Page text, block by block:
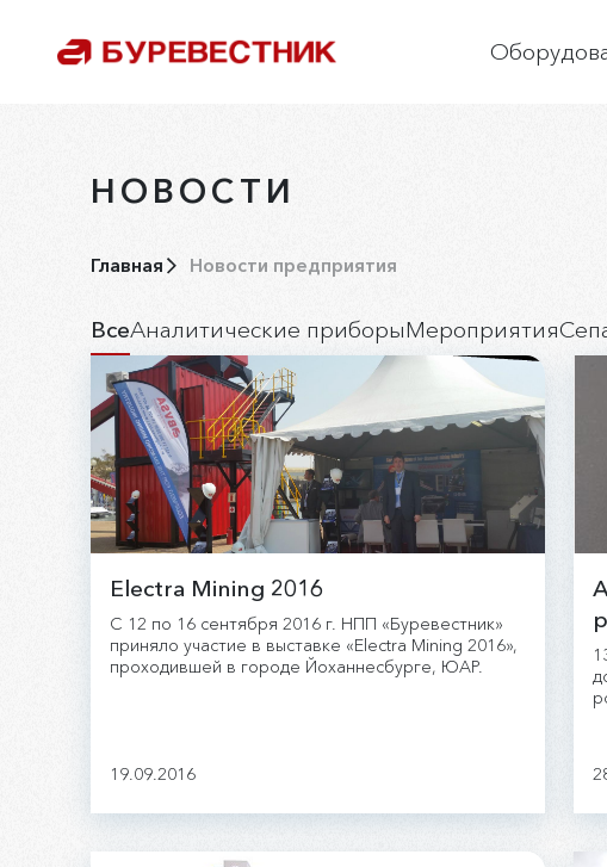
НОВОСТИ
Главная Новости предприятия
ВсеАналитические приборыМероприятия
Electra Mining 2016
С 12 по 16 сентября 2016 г. НПП «Буревестник»
приняло участие в выставке «Electra Mining 2016»,
проходившей в городе Йоханнесбурге, ЮАР.
19.09.2016